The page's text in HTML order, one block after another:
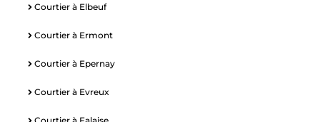
Courtier à Elbeuf
Courtier à Ermont
Courtier à Epernay
Courtier à Evreux